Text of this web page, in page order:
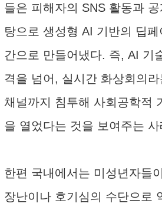
들은 피해자의 SNS 활동과
탕으로 생성형 AI 기반의 딥페
간으로 만들어냈다. 즉, AI 기
격을 넘어, 실시간 화상회의
채널까지 침투해 사회공학적
을 열었다는 것을 보여주는 사
한편 국내에서는 미성년자들
장난이나 호기심의 수단으로